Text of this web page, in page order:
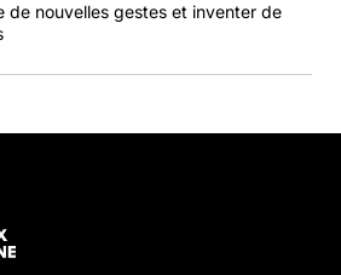
de nouvelles gestes et inventer de